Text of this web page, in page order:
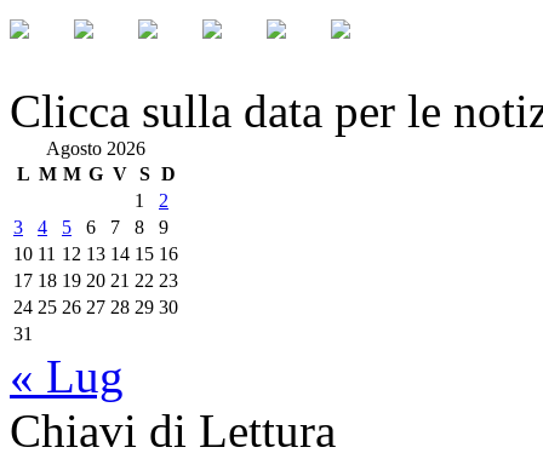
Clicca sulla data per le
Agosto 2026
L M M G V S D
1
2
3
4 5 6 7 8
9
10 11 12 13 14 15 16
17 18 19 20 21 22 23
24 25 26 27 28 29 30
31
« Lug
Chiavi di Lettura